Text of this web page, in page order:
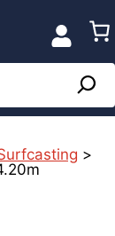
>